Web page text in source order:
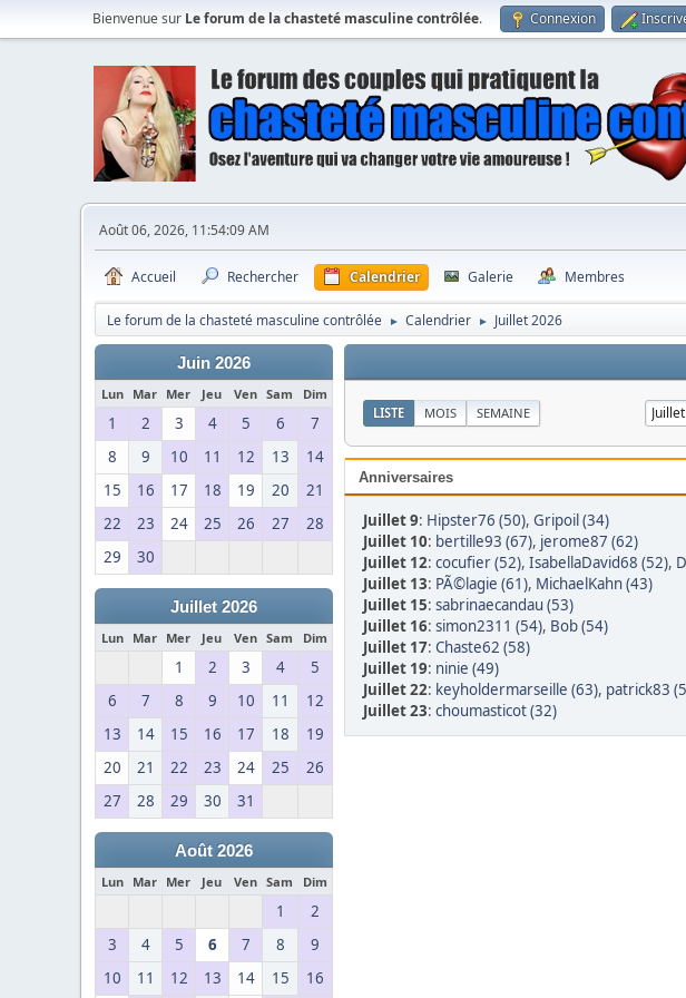
Bienvenue sur Le forum de la chasteté masculine contrôlée. Connexion
Août 06, 2026, 11:54:09 AM
Accueil Rechercher Calendrier Galerie Membres
Le forum de la chasteté masculine contrôlée ► Calendrier ► Juillet 2026
Juin 2026
Lun Mar Mer Jeu Ven Sam Dim
1 2 3 4 5 6
7
8
9 10 11 12 13
14
15
16 17 18 19 20
21
22
23 24 25 26 27
28
29
30
Juillet 2026
Lun Mar Mer Jeu Ven Sam Dim
1 2 3 4
5
6
7 8 9 10 11
12
13
14 15 16 17 18
19
20
21 22 23 24 25
26
27
28 29 30 31
Août 2026
Lun Mar Mer Jeu Ven Sam Dim
1
2
3
4 5 6 7 8
9
10
11 12 13 14 15 16
LISTE MOIS SEMAINE
Anniversaires
Juillet 9: Hipster76 (50), Gripoil (34)
Juillet 10: bertille93 (67), jerome87 (62)
Juillet 12: cocufier (52), IsabellaDavid68 (52),
Juillet 13: PÃ©lagie (61), MichaelKahn (43)
Juillet 15: sabrinaecandau (53)
Juillet 16: simon2311 (54), Bob (54)
Juillet 17: Chaste62 (58)
Juillet 19: ninie (49)
Juillet 22: keyholdermarseille (63), patrick83
Juillet 23: choumasticot (32)